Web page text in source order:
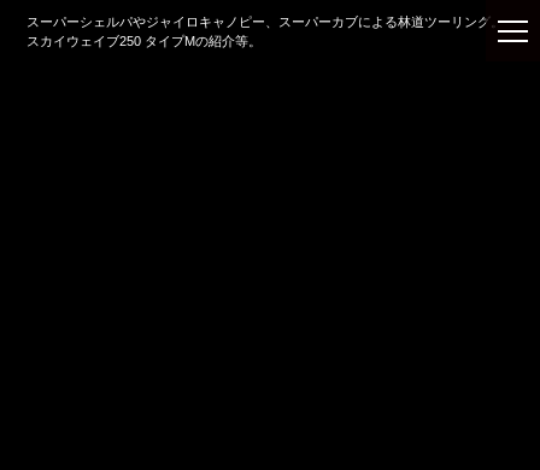
スーパーシェルパやジャイロキャノピー、スーパーカブによる林道ツーリング。
スカイウェイブ250 タイプMの紹介等。